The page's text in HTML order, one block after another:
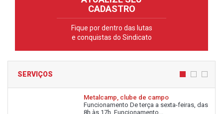
CADASTRO
Fique por dentro das lutas
e conquistas do Sindicato
SERVIÇOS
Metalcamp, clube de campo
Funcionamento De terça a sexta-feiras, das
8h às 17h. Funcionamento...